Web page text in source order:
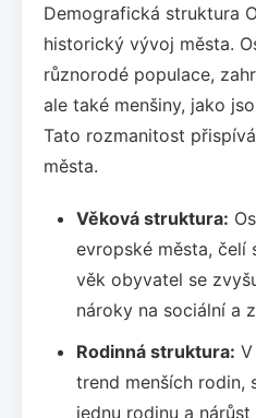
Demografická struktura
historický vývoj města.
různorodé populace,
ale také menšiny, jako
Tato rozmanitost
města.
Věková struktura:
evropské města, čelí
věk obyvatel se
nároky na sociální a
Rodinná struktura:
trend menších rodin,
jednu rodinu a